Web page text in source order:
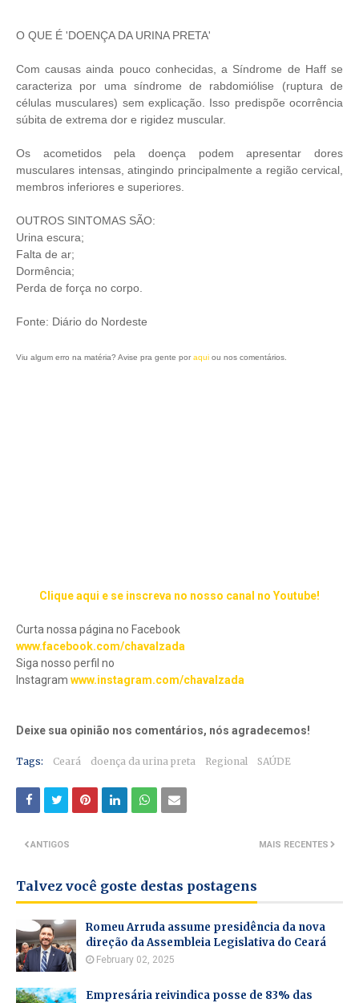
O QUE É 'DOENÇA DA URINA PRETA'
Com causas ainda pouco conhecidas, a Síndrome de Haff se
caracteriza por uma síndrome de rabdomiólise (ruptura de
células musculares) sem explicação. Isso predispõe ocorrência
súbita de extrema dor e rigidez muscular.
Os acometidos pela doença podem apresentar dores
musculares intensas, atingindo principalmente a região cervical,
membros inferiores e superiores.
OUTROS SINTOMAS SÃO:
Urina escura;
Falta de ar;
Dormência;
Perda de força no corpo.
Fonte: Diário do Nordeste
Viu algum erro na matéria? Avise pra gente por aqui ou nos comentários.
Clique aqui e se inscreva no nosso canal no Youtube!
Curta nossa página no Facebook
www.facebook.com/chavalzada
Siga nosso perfil no
Instagram www.instagram.com/chavalzada
Deixe sua opinião nos comentários, nós agradecemos!
Tags: Ceará doença da urina preta Regional SAÚDE
MAIS RECENTES
ANTIGOS
Talvez você goste destas postagens
Romeu Arruda assume presidência da nova
direção da Assembleia Legislativa do Ceará
February 02, 2025
Empresária reivindica posse de 83% das